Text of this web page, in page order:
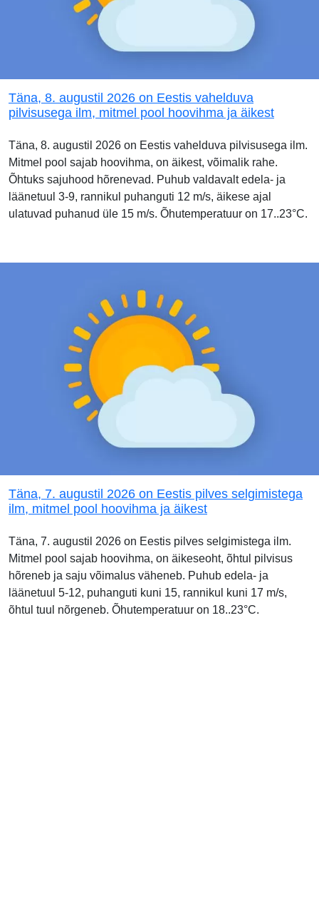
Täna, 8. augustil 2026 on Eestis vahelduva
pilvisusega ilm, mitmel pool hoovihma ja äikest
Täna, 8. augustil 2026 on Eestis vahelduva pilvisusega ilm.
Mitmel pool sajab hoovihma, on äikest, võimalik rahe.
Õhtuks sajuhood hõrenevad. Puhub valdavalt edela- ja
läänetuul 3-9, rannikul puhanguti 12 m/s, äikese ajal
ulatuvad puhanud üle 15 m/s. Õhutemperatuur on 17..23°C.
Täna, 7. augustil 2026 on Eestis pilves selgimistega
ilm, mitmel pool hoovihma ja äikest
Täna, 7. augustil 2026 on Eestis pilves selgimistega ilm.
Mitmel pool sajab hoovihma, on äikeseoht, õhtul pilvisus
hõreneb ja saju võimalus väheneb. Puhub edela- ja
läänetuul 5-12, puhanguti kuni 15, rannikul kuni 17 m/s,
õhtul tuul nõrgeneb. Õhutemperatuur on 18..23°C.